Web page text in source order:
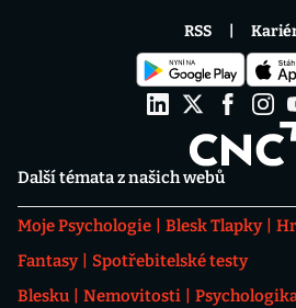
Další témata z našich webů
Moje Psychologie Blesk Tlapky
Fantasy
Spotřebitelské testy
Blesku
Nemovitosti
RSS